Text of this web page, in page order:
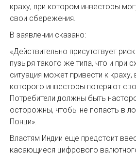
краху, при котором инвесторы
свои сбережения.
В заявлении сказано:
«Действительно присутствует
пузыря такого же типа, что и при
ситуация может привести к краху,
которого инвесторы потеряют
Потребители должны быть
осторожны, чтобы не попасть в
Понци».
Властям Индии еще предстоит
касающиеся цифрового